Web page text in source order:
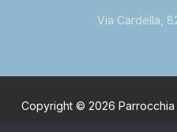
Via Cardella,
Copyright © 2026